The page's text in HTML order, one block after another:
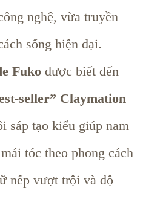
nghệ, vừa truyền
sống hiện đại.
Fuko được biết đến
seller” Claymation
sáp tạo kiểu giúp nam
tóc theo phong cách
nếp vượt trội và độ